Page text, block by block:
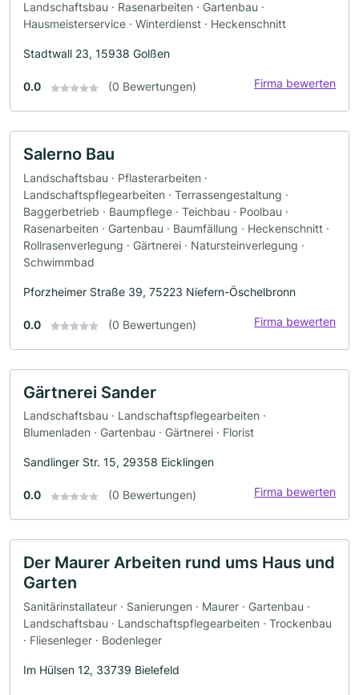
Landschaftsbau · Rasenarbeiten · Gartenbau ·
Hausmeisterservice · Winterdienst · Heckenschnitt
Stadtwall 23, 15938 Golßen
0.0 (0 Bewertungen) Firma bewerten
Salerno Bau
Landschaftsbau · Pflasterarbeiten ·
Landschaftspflegearbeiten · Terrassengestaltung ·
Baggerbetrieb · Baumpflege · Teichbau · Poolbau ·
Rasenarbeiten · Gartenbau · Baumfällung · Heckenschnitt ·
Rollrasenverlegung · Gärtnerei · Natursteinverlegung ·
Schwimmbad
Pforzheimer Straße 39, 75223 Niefern-Öschelbronn
0.0 (0 Bewertungen) Firma bewerten
Gärtnerei Sander
Landschaftsbau · Landschaftspflegearbeiten ·
Blumenladen · Gartenbau · Gärtnerei · Florist
Sandlinger Str. 15, 29358 Eicklingen
0.0 (0 Bewertungen) Firma bewerten
Der Maurer Arbeiten rund ums Haus und
Garten
Sanitärinstallateur · Sanierungen · Maurer · Gartenbau ·
Landschaftsbau · Landschaftspflegearbeiten · Trockenbau
· Fliesenleger · Bodenleger
Im Hülsen 12, 33739 Bielefeld